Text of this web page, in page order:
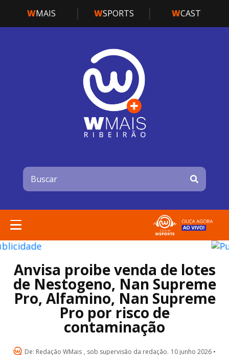
WMAIS WSPORTS WCAST
Anvisa proibe venda de lotes
de Nestogeno, Nan Supreme
Pro, Alfamino, Nan Supreme
Pro por risco de
contaminação
De: Redação WMais , sob supervisão da redação. 10 junho 2026 •